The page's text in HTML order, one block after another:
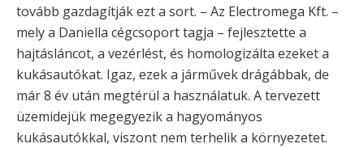
tovább gazdagítják ezt a sort. – Az Electromega Kft. –
mely a Daniella cégcsoport tagja – fejlesztette a
hajtásláncot, a vezérlést, és homologizálta ezeket a
kukásautókat. Igaz, ezek a járművek drágábbak, de
már 8 év után megtérül a használatuk. A tervezett
üzemidejük megegyezik a hagyományos
kukásautókkal, viszont nem terhelik a környezetet.